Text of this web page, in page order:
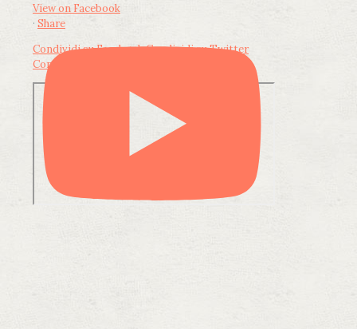
View on Facebook
· Share
Condividi su FacebookCondividi su Twitter
Condividi su LinkedIn